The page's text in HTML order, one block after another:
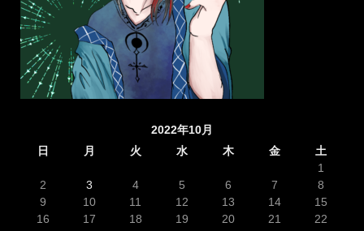
2022年10月
日
月 火 水 木 金
土
1
2
3 4 5 6 7
8
9
10 11 12 13 14
15
16
17 18 19 20 21
22